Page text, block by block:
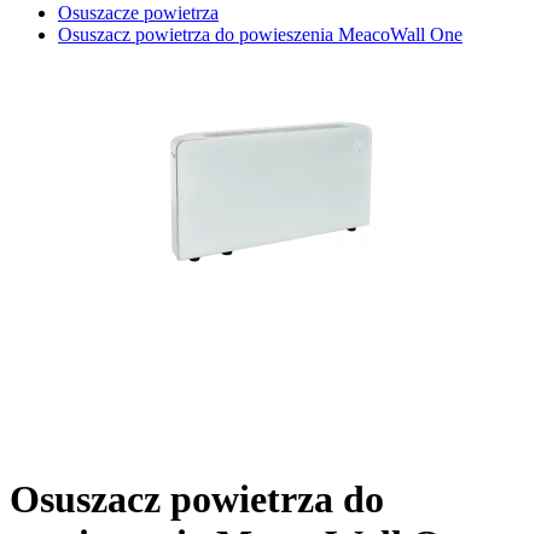
Osuszacze powietrza
Osuszacz powietrza do powieszenia MeacoWall One
Osuszacz powietrza do